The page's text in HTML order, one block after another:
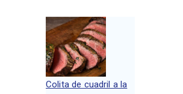
Colita de cuadril a la